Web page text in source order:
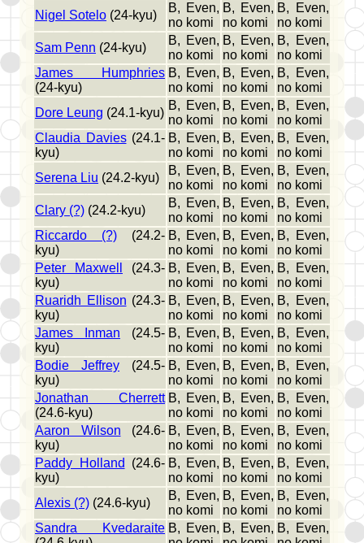
Nigel Sotelo (24-kyu)
B, Even,
no komi
B, Even,
no komi
B, Even,
no komi
Sam Penn (24-kyu)
B, Even,
no komi
B, Even,
no komi
B, Even,
no komi
James Humphries
(24-kyu)
B, Even,
no komi
B, Even,
no komi
B, Even,
no komi
Dore Leung (24.1-kyu)
B, Even,
no komi
B, Even,
no komi
B, Even,
no komi
Claudia Davies(24.1-
kyu)
B, Even,
no komi
B, Even,
no komi
B, Even,
no komi
Serena Liu (24.2-kyu)
B, Even,
no komi
B, Even,
no komi
B, Even,
no komi
Clary (?) (24.2-kyu)
B, Even,
no komi
B, Even,
no komi
B, Even,
no komi
Riccardo (?) (24.2-
kyu)
B, Even,
no komi
B, Even,
no komi
B, Even,
no komi
Peter Maxwell
(24.3-
kyu)
B, Even,
no komi
B, Even,
no komi
B, Even,
no komi
Ruaridh Ellison (24.3-
kyu)
B, Even,
no komi
B, Even,
no komi
B, Even,
no komi
James Inman (24.5-
kyu)
B, Even,
no komi
B, Even,
no komi
B, Even,
no komi
Bodie Jeffrey (24.5-
kyu)
B, Even,
no komi
B, Even,
no komi
B, Even,
no komi
Jonathan Cherrett
(24.6-kyu)
B, Even,
no komi
B, Even,
no komi
B, Even,
no komi
Aaron Wilson (24.6-
kyu)
B, Even,
no komi
B, Even,
no komi
B, Even,
no komi
Paddy Holland (24.6-
kyu)
B, Even,
no komi
B, Even,
no komi
B, Even,
no komi
Alexis (?) (24.6-kyu)
B, Even,
no komi
B, Even,
no komi
B, Even,
no komi
Sandra Kvedaraite B, Even, B, Even, B, Even,